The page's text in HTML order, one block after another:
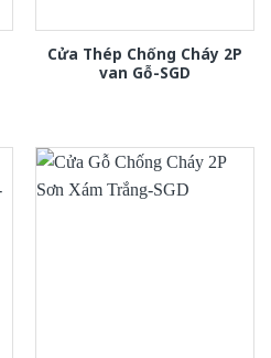
Cửa Thép Chống Cháy 2P
van Gỗ-SGD